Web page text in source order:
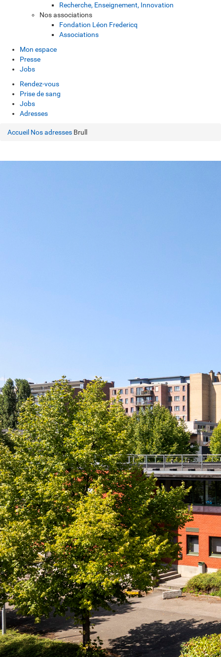
Recherche, Enseignement, Innovation
Nos associations
Fondation Léon Fredericq
Associations
Mon espace
Presse
Jobs
Rendez-vous
Prise de sang
Jobs
Adresses
Accueil Nos adresses Brull